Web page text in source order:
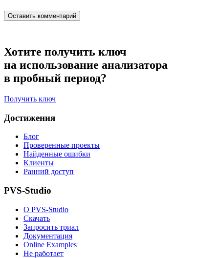
Хотите получить ключ
на использование анализатора
в пробный период?
Получить ключ
Достижения
Блог
Проверенные проекты
Найденные ошибки
Клиенты
Ранний доступ
PVS-Studio
О PVS-Studio
Скачать
Запросить триал
Документация
Online Examples
Не работает